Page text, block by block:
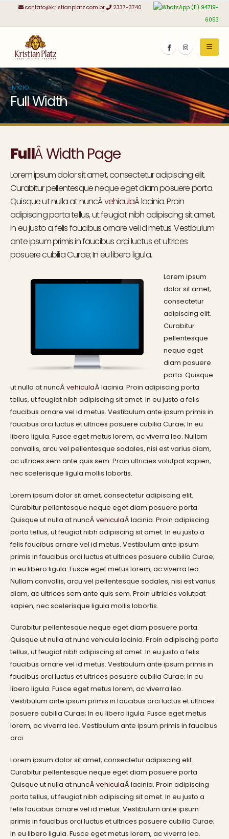
contato@kristianplatz.com.br 2337-3740
(11) 94719-
6053
INÍCIO FULL WIDTH
Full Width
FullÂWidth Page
Lorem ipsum dolor sit amet, consectetur adipiscing elit.
Curabitur pellentesque neque eget diam posuere porta.
Quisque ut nulla at nuncÂvehiculaÂ lacinia. Proin
adipiscing porta tellus, ut feugiat nibh adipiscing sit amet.
In eu justo a felis faucibus ornare vel id metus. Vestibulum
ante ipsum primis in faucibus orci luctus et ultrices
posuere cubilia Curae; In eu libero ligula.
Lorem ipsum
dolor sit amet,
consectetur
adipiscing elit.
Curabitur
pellentesque
neque eget
diam posuere
porta. Quisque
ut nulla at nuncÂ vehiculaÂ lacinia. Proin adipiscing porta
tellus, ut feugiat nibh adipiscing sit amet. In eu justo a felis
faucibus ornare vel id metus. Vestibulum ante ipsum primis in
faucibus orci luctus et ultrices posuere cubilia Curae; In eu
libero ligula. Fusce eget metus lorem, ac viverra leo. Nullam
convallis, arcu vel pellentesque sodales, nisi est varius diam,
ac ultrices sem ante quis sem. Proin ultricies volutpat sapien,
nec scelerisque ligula mollis lobortis.
Lorem ipsum dolor sit amet, consectetur adipiscing elit.
Curabitur pellentesque neque eget diam posuere porta.
Quisque ut nulla at nuncÂ vehiculaÂ lacinia. Proin adipiscing
porta tellus, ut feugiat nibh adipiscing sit amet. In eu justo a
felis faucibus ornare vel id metus. Vestibulum ante ipsum
primis in faucibus orci luctus et ultrices posuere cubilia Curae;
In eu libero ligula. Fusce eget metus lorem, ac viverra leo.
Nullam convallis, arcu vel pellentesque sodales, nisi est varius
diam, ac ultrices sem ante quis sem. Proin ultricies volutpat
sapien, nec scelerisque ligula mollis lobortis.
Curabitur pellentesque neque eget diam posuere porta.
Quisque ut nulla at nunc vehicula lacinia. Proin adipiscing porta
tellus, ut feugiat nibh adipiscing sit amet. In eu justo a felis
faucibus ornare vel id metus. Vestibulum ante ipsum primis in
faucibus orci luctus et ultrices posuere cubilia Curae; In eu
libero ligula. Fusce eget metus lorem, ac viverra leo.
Vestibulum ante ipsum primis in faucibus orci luctus et ultrices
posuere cubilia Curae; In eu libero ligula. Fusce eget metus
lorem, ac viverra leo. Vestibulum ante ipsum primis in faucibus
orci.
Lorem ipsum dolor sit amet, consectetur adipiscing elit.
Curabitur pellentesque neque eget diam posuere porta.
Quisque ut nulla at nuncÂ vehiculaÂ lacinia. Proin adipiscing
porta tellus, ut feugiat nibh adipiscing sit amet. In eu justo a
felis faucibus ornare vel id metus. Vestibulum ante ipsum
primis in faucibus orci luctus et ultrices posuere cubilia Curae;
In eu libero ligula. Fusce eget metus lorem, ac viverra leo.